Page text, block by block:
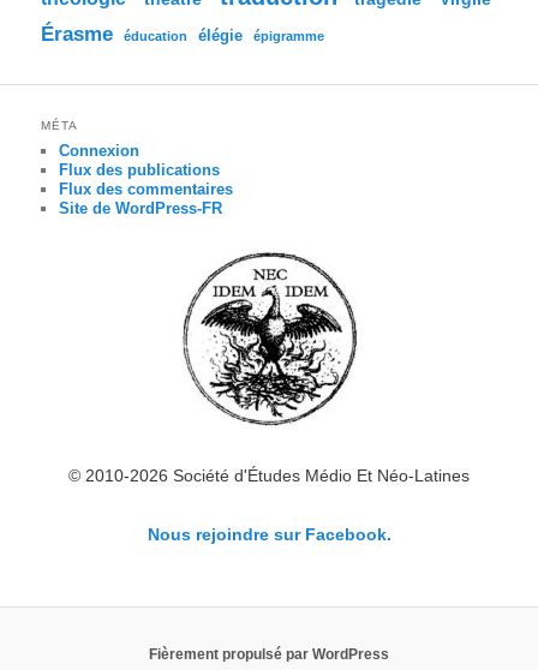
Érasme éducation élégie épigramme
MÉTA
Connexion
Flux des publications
Flux des commentaires
Site de WordPress-FR
© 2010-2026 Société d'Études Médio Et Néo-Latines
Nous rejoindre sur Facebook.
Fièrement propulsé par WordPress